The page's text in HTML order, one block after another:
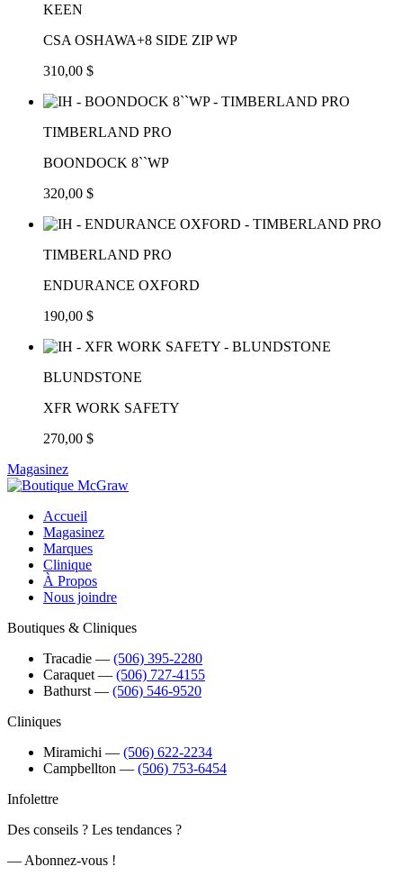
KEEN
CSA OSHAWA+8 SIDE ZIP WP
310,00 $
TIMBERLAND PRO
BOONDOCK 8``WP
320,00 $
TIMBERLAND PRO
ENDURANCE OXFORD
190,00 $
BLUNDSTONE
XFR WORK SAFETY
270,00 $
Magasinez
Accueil
Magasinez
Marques
Clinique
À Propos
Nous joindre
Boutiques & Cliniques
Tracadie ― (506) 395-2280
Caraquet ― (506) 727-4155
Bathurst ― (506) 546-9520
Cliniques
Miramichi ― (506) 622-2234
Campbellton ― (506) 753-6454
Infolettre
Des conseils ? Les tendances ?
― Abonnez-vous !